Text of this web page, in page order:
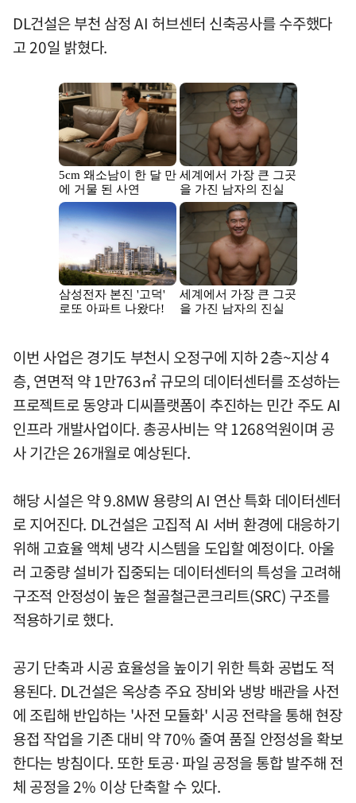
DL건설은 부천 삼정 AI 허브센터 신축공사를 수주했다
고 20일 밝혔다.
이번 사업은 경기도 부천시 오정구에 지하 2층~지상 4
층, 연면적 약 1만763㎡ 규모의 데이터센터를 조성하는
프로젝트로 동양과 디씨플랫폼이 추진하는 민간 주도 AI
인프라 개발사업이다. 총공사비는 약 1268억원이며 공
사 기간은 26개월로 예상된다.
해당 시설은 약 9.8MW 용량의 AI 연산 특화 데이터센터
로 지어진다. DL건설은 고집적 AI 서버 환경에 대응하기
위해 고효율 액체 냉각 시스템을 도입할 예정이다. 아울
러 고중량 설비가 집중되는 데이터센터의 특성을 고려해
구조적 안정성이 높은 철골철근콘크리트(SRC) 구조를
적용하기로 했다.
공기 단축과 시공 효율성을 높이기 위한 특화 공법도 적
용된다. DL건설은 옥상층 주요 장비와 냉방 배관을 사전
에 조립해 반입하는 '사전 모듈화' 시공 전략을 통해 현장
용접 작업을 기존 대비 약 70% 줄여 품질 안정성을 확보
한다는 방침이다. 또한 토공·파일 공정을 통합 발주해 전
체 공정을 2% 이상 단축할 수 있다.